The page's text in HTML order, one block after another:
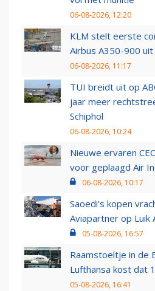
06-08-2026, 12:20
KLM stelt eerste
Airbus A350-900 uit
06-08-2026, 11:17
TUI breidt uit op
jaar meer
Schiphol
06-08-2026, 10:24
Nieuwe ervaren
voor geplaagd Air
06-08-2026, 10:17
Saoedi’s kopen
Aviapartner op Luik
05-08-2026, 16:57
Raamstoeltje in de
Lufthansa kost dat
05-08-2026, 16:41